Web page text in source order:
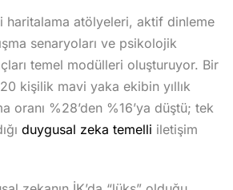
haritalama atölyeleri, aktif dinleme
senaryoları ve psikolojik
temel modülleri oluşturuyor. Bir
kişilik mavi yaka ekibin yıllık
oranı %28’den %16’ya düştü; tek
duygusal zeka temelli iletişim